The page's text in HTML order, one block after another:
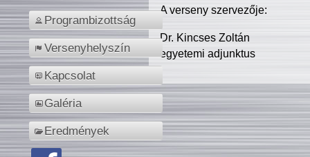
Programbizottság
Versenyhelyszín
Kapcsolat
Galéria
Eredmények
A verseny szervezője:
Dr. Kincses Zoltán
egyetemi adjunktus